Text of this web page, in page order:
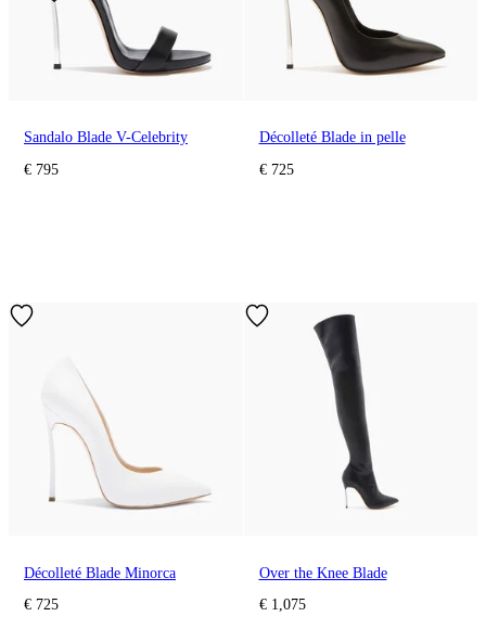
Sandalo Blade V-Celebrity
€ 795
Décolleté Blade in pelle
€ 725
Décolleté Blade Minorca
€ 725
Over the Knee Blade
€ 1,075